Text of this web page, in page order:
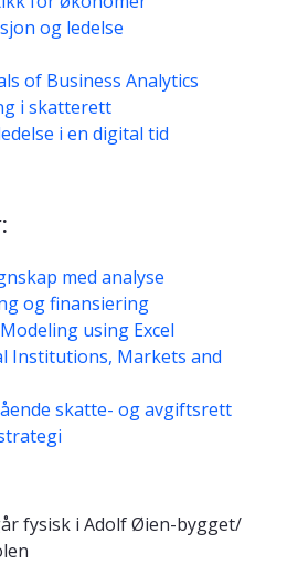
og ledelse
of Business Analytics
i skatterett
i en digital tid
med analyse
og finansiering
using Excel
Institutions, Markets and
skatte- og avgiftsrett
fysisk i Adolf Øien-bygget/